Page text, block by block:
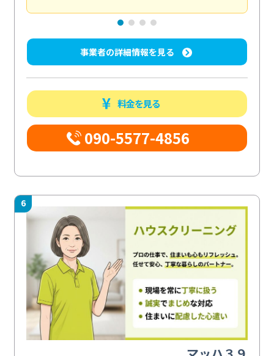
事業者の詳細情報を見る
料金を見る
090-5577-4856
6